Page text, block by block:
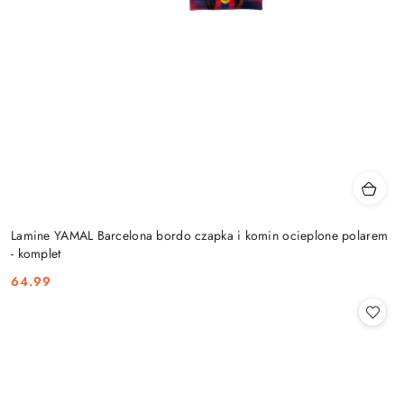
Lamine YAMAL Barcelona bordo czapka i komin ocieplone polarem
- komplet
Cena:
64.99